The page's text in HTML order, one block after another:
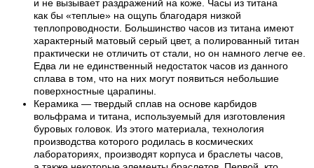
и не вызывает раздражений на коже. Часы из титана
как бы «теплые» на ощупь благодаря низкой
теплопроводности. Большинство часов из титана имеют
характерный матовый серый цвет, а полированный титан
практически не отличить от стали, но он намного легче ее.
Едва ли не единственный недостаток часов из данного
сплава в том, что на них могут появиться небольшие
поверхностные царапины.
Керамика — твердый сплав на основе карбидов
вольфрама и титана, используемый для изготовления
буровых головок. Из этого материала, технология
производства которого родилась в космических
лабораториях, производят корпуса и браслеты часов,